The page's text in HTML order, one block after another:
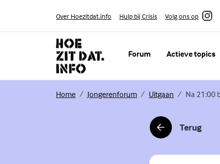
Over Hoezitdat.info Hulp bij Crisis Volg ons op
Instagram
Forum Actieve topics
Home(Externe link)
Jongerenforum(Externe link)
Uitgaan (Externe link)
Na 21:00
Terug
(Externe link)